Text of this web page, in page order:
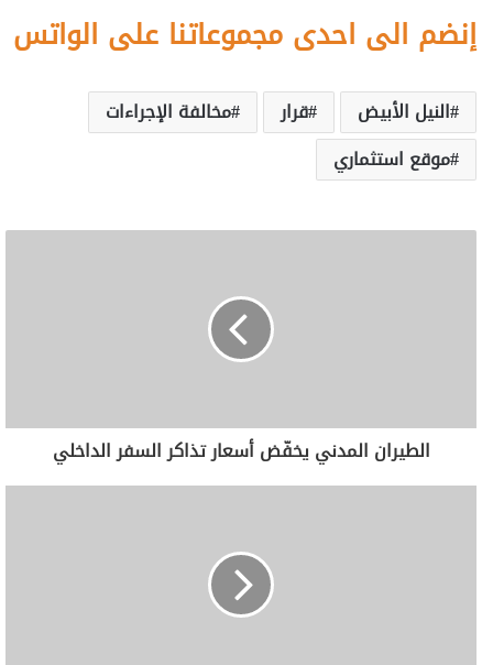
إنضم الى احدى مجموعاتنا على الواتس
النيل الأبيض قرار
مخالفة الإجراءات
موقع استثماري
الطيران المدني يخفّض أسعار تذاكر السفر الداخلي